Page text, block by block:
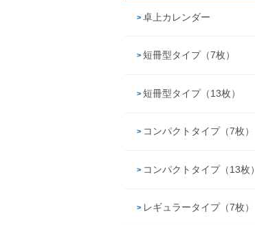
卓上カレンダー
短冊型タイプ（7枚）
短冊型タイプ（13枚）
コンパクトタイプ（7枚）
コンパクトタイプ（13枚）
レギュラータイプ（7枚）